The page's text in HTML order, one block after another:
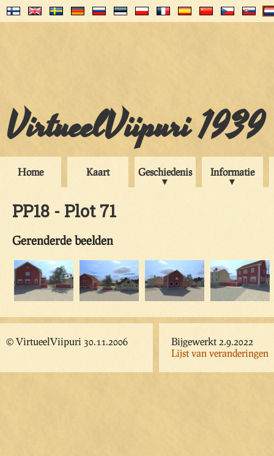
VirtueelViipuri 1939
Home Kaart Geschiedenis Informatie
PP18 - Plot 71
Gerenderde beelden
© VirtueelViipuri 30.11.2006
Bijgewerkt 2.9.2022
Lijst van veranderingen